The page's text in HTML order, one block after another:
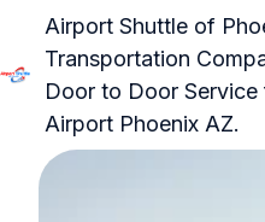
Airport Shuttle of
Transportation
Door to Door
Airport Phoenix AZ.